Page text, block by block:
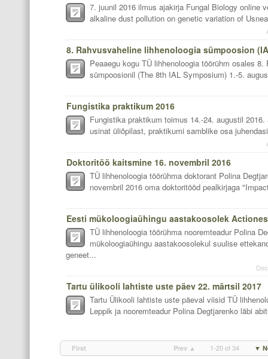
7. juunil 2016 ilmus ajakirja Fungal Biology online
alkaline dust pollution on genetic variation of
8. Rahvusvaheline lihhenoloogia sümpoosion
Peaaegu kogu TÜ lihhenoloogia töörühm osales
sümpoosionil (The 8th IAL Symposium) 1.-5.
Fungistika praktikum 2016
Fungistika praktikum toimus 14.-24. augustil
usinat üliõpilast, praktikumi samblike osa
Doktoritöö kaitsmine 16. novembril 2016
TÜ lihhenoloogia töörühma doktorant Polina
novembril 2016 oma doktoritööd pealkirjaga
Eesti mükoloogiaühingu aastakoosolek
TÜ lihhenoloogia töörühma nooremteadur Polina
mükoloogiaühingu aastakoosolekul suulise
geneet...
Tartu ülikooli lahtiste uste päev 22. märtsil 2017
Tartu Ülikooli lahtiste uste päeval viisid TÜ
Leppik ja nooremteadur Polina Degtjarenko läbi
First Prev ▲ 1-20 of 34 ▼